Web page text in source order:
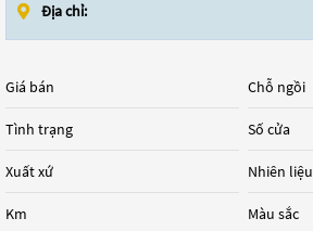
Địa chỉ:
Giá bán
Tình trạng
Xuất xứ
Km
Chỗ ngồi
Số cửa
Nhiên liệu
Màu sắc